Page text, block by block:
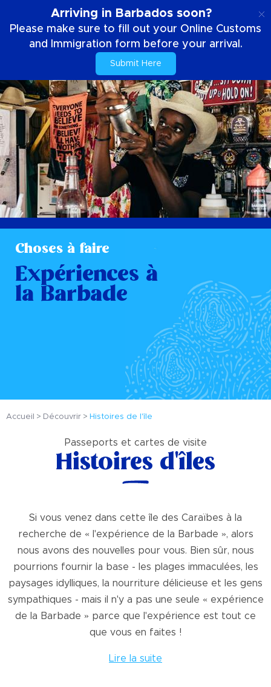
Arriving in Barbados soon?
Please make sure to fill out your Online Customs
and Immigration form before your arrival.
Submit Here
Choses à faire
Expériences à
la Barbade
Accueil Découvrir Histoires de l'île
Passeports et cartes de visite
Histoires d'îles
Si vous venez dans cette île des Caraïbes à la
recherche de « l'expérience de la Barbade », alors
nous avons des nouvelles pour vous. Bien sûr, nous
pourrions fournir la base - les plages immaculées, les
paysages idylliques, la nourriture délicieuse et les gens
sympathiques - mais il n'y a pas une seule « expérience
de la Barbade » parce que l'expérience est tout ce
que vous en faites !
Lire la suite